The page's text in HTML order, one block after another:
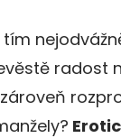
radost